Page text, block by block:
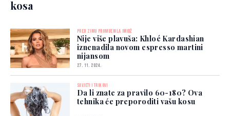
kosa
PRED ZIMU PROMIJENILA IMIDŽ
Nije više plavuša: Khloé Kardashian
iznenadila novom espresso martini
nijansom
27. 11. 2024.
SAVJETI I TRIKOVI
Da li znate za pravilo 60-180? Ova
tehnika će preporoditi vašu kosu